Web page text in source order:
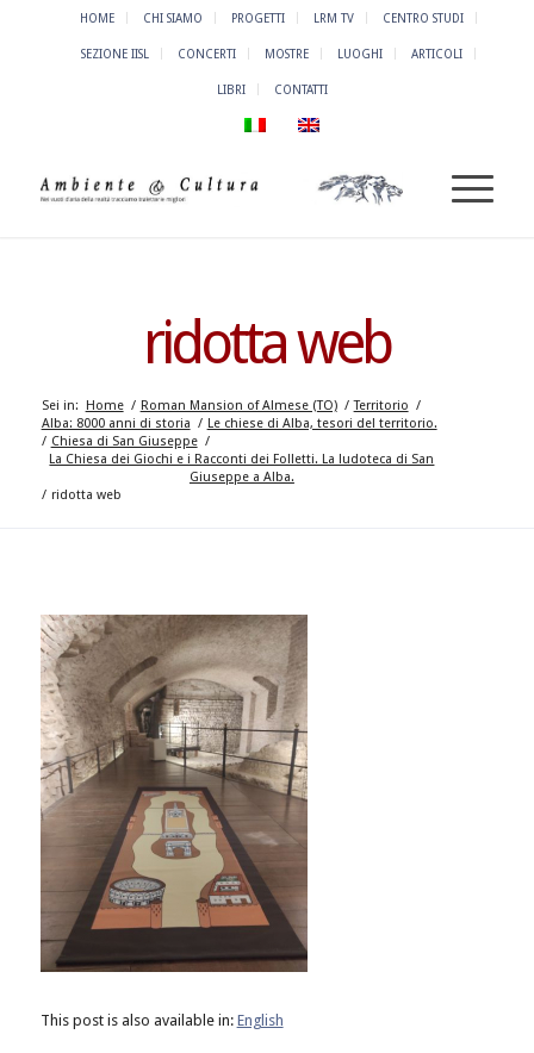
HOME CHI SIAMO PROGETTI LRM TV CENTRO STUDI
SEZIONE IISL CONCERTI MOSTRE LUOGHI ARTICOLI
LIBRI CONTATTI
ridotta web
Sei in: Home / Roman Mansion of Almese (TO) / Territorio /
Alba: 8000 anni di storia / Le chiese di Alba, tesori del territorio.
/ Chiesa di San Giuseppe /
La Chiesa dei Giochi e i Racconti dei Folletti. La ludoteca di San
Giuseppe a Alba.
/ ridotta web
This post is also available in: English